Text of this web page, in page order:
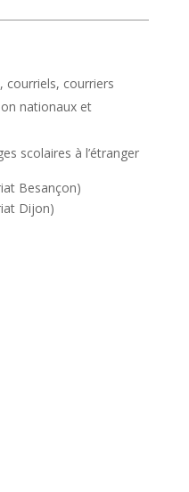
courriels, courriers
nationaux et
scolaires à l’étranger
Besançon)
Dijon)